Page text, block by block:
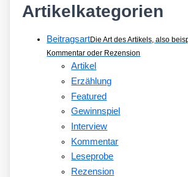
Artikelkategorien
BeitragsartDie Art des Artikels, also
Kommentar oder Rezension
Artikel
Erzählung
Featured
Gewinnspiel
Interview
Kommentar
Leseprobe
Rezension